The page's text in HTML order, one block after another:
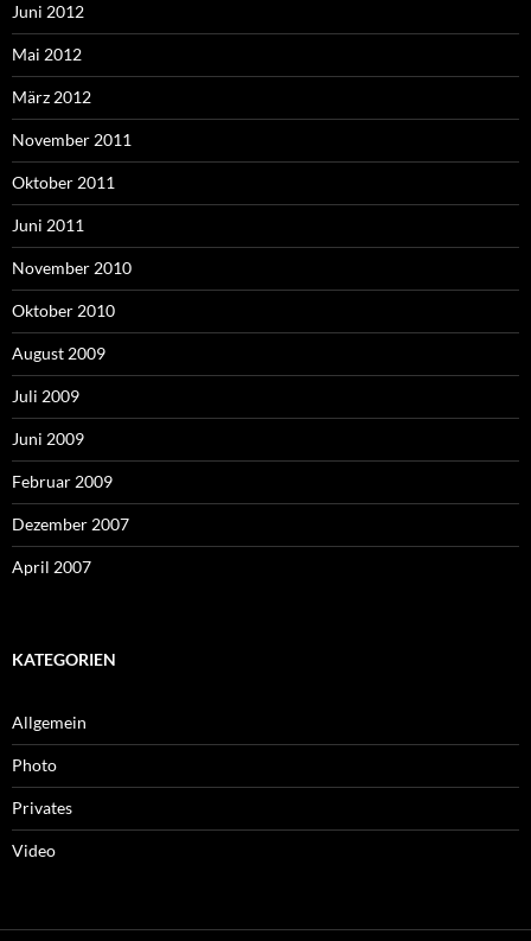
Juni 2012
Mai 2012
März 2012
November 2011
Oktober 2011
Juni 2011
November 2010
Oktober 2010
August 2009
Juli 2009
Juni 2009
Februar 2009
Dezember 2007
April 2007
KATEGORIEN
Allgemein
Photo
Privates
Video